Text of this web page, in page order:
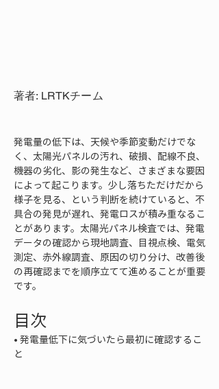
著者: LRTKチーム
発電量の低下は、天候や季節変動だけでな
く、太陽光パネルの汚れ、破損、配線不良、
機器の劣化、影の発生など、さまざまな要因
によって起こります。少し落ちただけだから
様子を見る、という判断を続けていると、不
具合の発見が遅れ、発電ロスが積み重なるこ
とがあります。太陽光パネル検査では、発電
データの確認から現地調査、目視点検、電気
測定、赤外線調査、原因の切り分け、改善後
の再確認までを順序立てて進めることが重要
です。
目次
• 発電量低下に気づいたら最初に確認するこ
と